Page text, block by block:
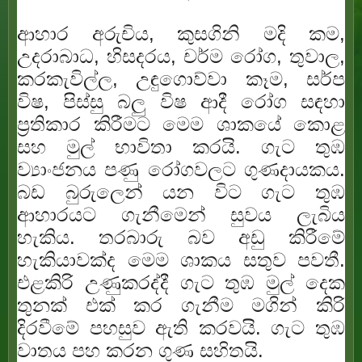
ආහාර අරුචිය, කුසගිනි මදි කම,
උදරාබාධ, හිසදරය, චර්ම රෝග, තුවාල,
කරකැවිල්ල, උඳුගොව්වා කෑම, සර්ප
විෂ, පිස්සු බලු විෂ ආදී රෝග සඳහා
ප්‍රතිකාර කිරීමට මෙම ශාකයේ කොළ
සහ මුල් භාවිතා කරයි. ගැට තුඹ
ව්‍යාංජනය පණු රෝගවලට ගුණදායකය.
බඩ බුරුලෙන් යන විට ගැට තුඹ
ආහාරයට ගැනීමෙන් සුවය ලැබිය
හැකිය. තරබාරු බව අඩු කිරීමේ
හැකියාවක්ද මෙම ශාකය සතුව පවතී.
එළකිරි උණුකරද්දී ගැට තුඹ මුල් දෙක
තුනක් එක් කර ගැනීම මගින් කිරි
දිරවීමේ පහසුව ඇති කරවයි. ගැට තුඹ
වාතය පහ කරන ගුණ සහිතයි.